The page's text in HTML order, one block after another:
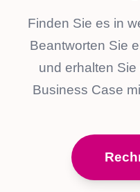
Finden Sie es in
Beantworten Sie
und erhalten
Business Case